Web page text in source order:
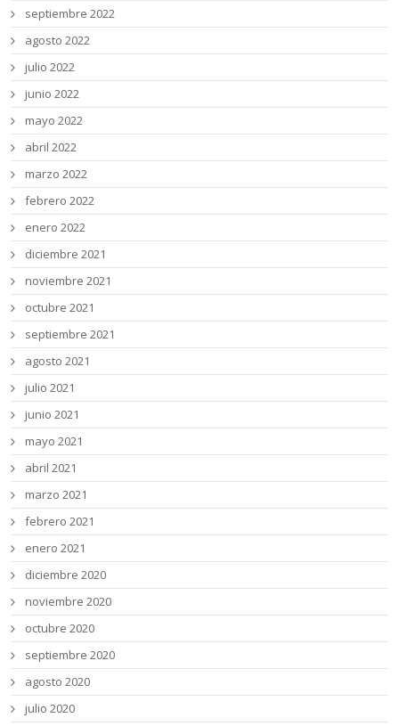
septiembre 2022
agosto 2022
julio 2022
junio 2022
mayo 2022
abril 2022
marzo 2022
febrero 2022
enero 2022
diciembre 2021
noviembre 2021
octubre 2021
septiembre 2021
agosto 2021
julio 2021
junio 2021
mayo 2021
abril 2021
marzo 2021
febrero 2021
enero 2021
diciembre 2020
noviembre 2020
octubre 2020
septiembre 2020
agosto 2020
julio 2020